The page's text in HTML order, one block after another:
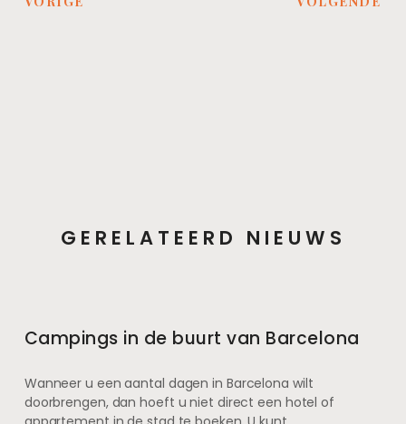
GERELATEERD NIEUWS
Campings in de buurt van Barcelona
Wanneer u een aantal dagen in Barcelona wilt
doorbrengen, dan hoeft u niet direct een hotel of